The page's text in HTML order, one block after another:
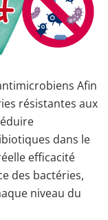
Afin
résistantes aux
dans le
efficacité
des bactéries,
niveau du